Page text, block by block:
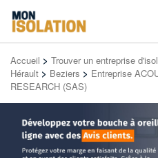
Accueil > Trouver un entreprise
Hérault > Beziers > Entreprise
RESEARCH (SAS)